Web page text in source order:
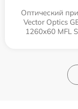
Оптический
Vector Optics
1260x60 MFL